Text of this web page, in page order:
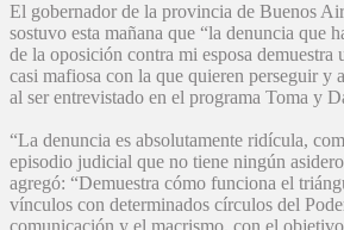
El gobernador de la provincia de Buenos
sostuvo esta mañana que “la denuncia que
de la oposición contra mi esposa demuestra
casi mafiosa con la que quieren perseguir y
al ser entrevistado en el programa Toma y
“La denuncia es absolutamente ridícula,
episodio judicial que no tiene ningún
agregó: “Demuestra cómo funciona el
vínculos con determinados círculos del